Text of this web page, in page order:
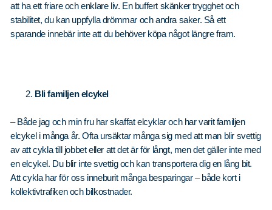
att ha ett friare och enklare liv. En buffert skänker trygghet och
stabilitet, du kan uppfylla drömmar och andra saker. Så ett
sparande innebär inte att du behöver köpa något längre fram.
Bli familjen elcykel
– Både jag och min fru har skaffat elcyklar och har varit familjen
elcykel i många år. Ofta ursäktar många sig med att man blir svettig
av att cykla till jobbet eller att det är för långt, men det gäller inte med
en elcykel. Du blir inte svettig och kan transportera dig en lång bit.
Att cykla har för oss inneburit många besparingar – både kort i
kollektivtrafiken och bilkostnader.